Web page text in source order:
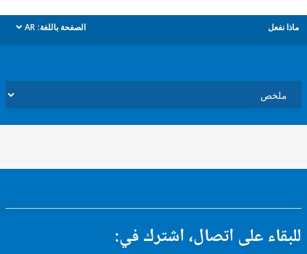
الصفحة باللغة: AR
dropdown
على اتصال، اشترك في: